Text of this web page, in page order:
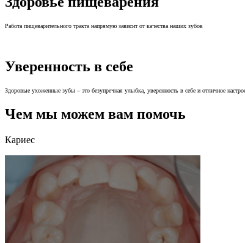
Работа пищеварительного тракта напрямую зависит от качества наших зубов
Уверенность в себе
Здоровые ухоженные зубы – это безупречная улыбка, уверенность в себе и отличное
Чем мы можем вам помочь
Кариес